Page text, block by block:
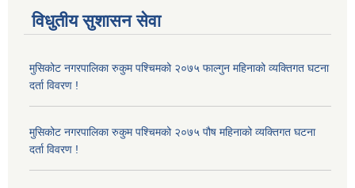
विधुतीय सुशासन सेवा
मुसिकोट नगरपालिका रुकुम पश्चिमको २०७५ फाल्गुन महिनाको व्यक्तिगत घटना
दर्ता विवरण !
मुसिकोट नगरपालिका रुकुम पश्चिमको २०७५ पौष महिनाको व्यक्तिगत घटना
दर्ता विवरण !